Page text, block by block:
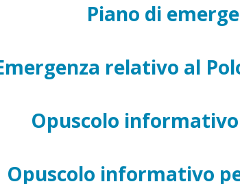
Piano di
relativo al
Opuscolo
Opuscolo informativo